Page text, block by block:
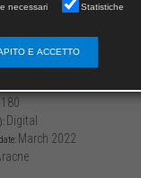
di
Digital
March 2022
necessari Statistiche
E ACCETTO